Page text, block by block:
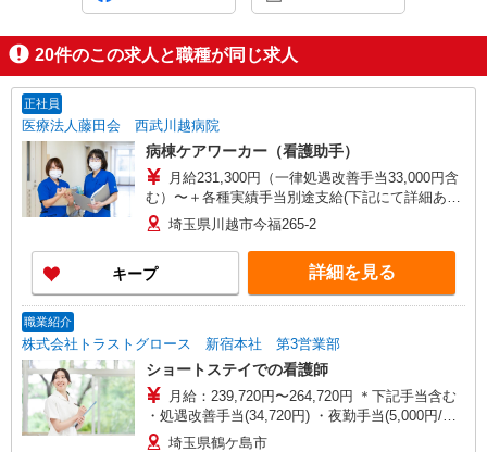
20件のこの求人と職種が同じ求人
正社員
医療法人藤田会 西武川越病院
病棟ケアワーカー（看護助手）
月給231,300円（一律処遇改善手当33,000円含
む）〜＋各種実績手当別途支給(下記にて詳細あり)
※介護経験者は経歴を考慮し優遇 【各種実績手
当】 ◎夜勤手当12,000円×4回 ◎介護福祉士の資
格手当10,000円（今回増額！） ◎賞与年2回
（夏：基本給×2.0 冬：基本給×2.6） ※入職初
年度は入職月により調整があります。 ◎通勤手当
231,300円＋夜勤手当4回分48,000円） 【年収例】
469万円（月給24万円＋賞与2回＋夜勤手当） ★令
和7年度実績例 入職5年・経験者(介護福祉士)
埼玉県川越市今福265-2
キープ 詳細を見る
職業紹介
株式会社トラストグロース 新宿本社 第3営業部
ショートステイでの看護師
月給：239,720円〜264,720円 ＊下記手当含む
・処遇改善手当(34,720円) ・夜勤手当(5,000円/
回)5回分 ※資格、経験により異なります。
埼玉県鶴ケ島市